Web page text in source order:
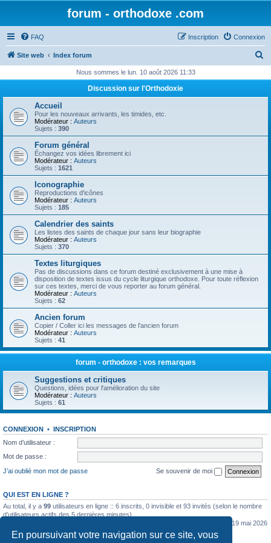
En poursuivant votre navigation sur ce site, vous
forum - orthodoxe .com
FAQ Connexion
Inscription
Site web Index forum
h
Nous sommes le lun. 10 août 2026 11:33
Discussion sur l'Orthodoxie
Accueil
Pour les nouveaux arrivants, les timides, etc.
Modérateur : Auteurs
Sujets : 390
Forum général
Échangez vos idées librement ici
Modérateur : Auteurs
Sujets : 1621
Iconographie
Reproductions d'icônes
Modérateur : Auteurs
Sujets : 185
Calendrier des saints
Les listes des saints de chaque jour sans leur biographie
Modérateur : Auteurs
Sujets : 370
Textes liturgiques
Pas de discussions dans ce forum destiné exclusivement à une mise à
disposition de textes issus du cycle liturgique orthodoxe. Pour toute réflexion
sur ces textes, merci de vous reporter au forum général.
Modérateur : Auteurs
Sujets : 62
Ancien forum
Copier / Coller ici les messages de l'ancien forum
Modérateur : Auteurs
Sujets : 41
forum - orthodoxe : vos remarques
Suggestions et critiques
Questions, idées pour l'amélioration du site
Modérateur : Auteurs
Sujets : 61
CONNEXION • INSCRIPTION
Nom d’utilisateur :
Mot de passe :
J’ai oublié mon mot de passe
Se souvenir de moi
QUI EST EN LIGNE ?
Au total, il y a 99 utilisateurs en ligne :: 6 inscrits, 0 invisible et 93 invités (selon le nombre
d’utilisateurs actifs des 5 dernières minutes)
le mar. 19 mai 2026
0:07